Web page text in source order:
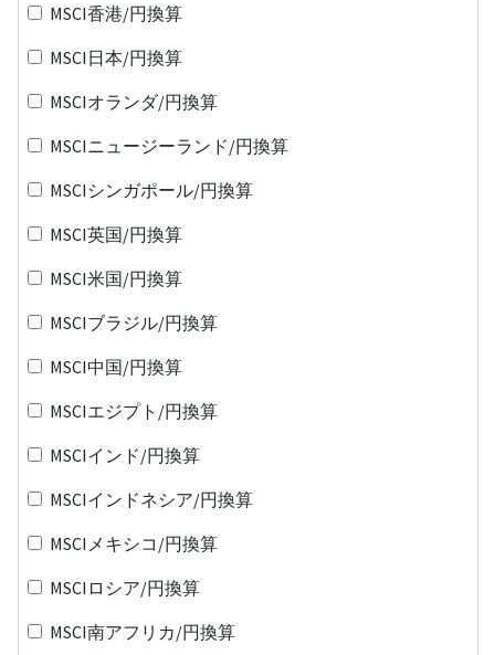
MSCI香港/円換算
MSCI日本/円換算
MSCIオランダ/円換算
MSCIニュージーランド/円換算
MSCIシンガポール/円換算
MSCI英国/円換算
MSCI米国/円換算
MSCIブラジル/円換算
MSCI中国/円換算
MSCIエジプト/円換算
MSCIインド/円換算
MSCIインドネシア/円換算
MSCIメキシコ/円換算
MSCIロシア/円換算
MSCI南アフリカ/円換算